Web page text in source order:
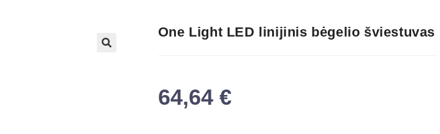
One Light LED linijinis bėgelio šviestuvas
64,64 €